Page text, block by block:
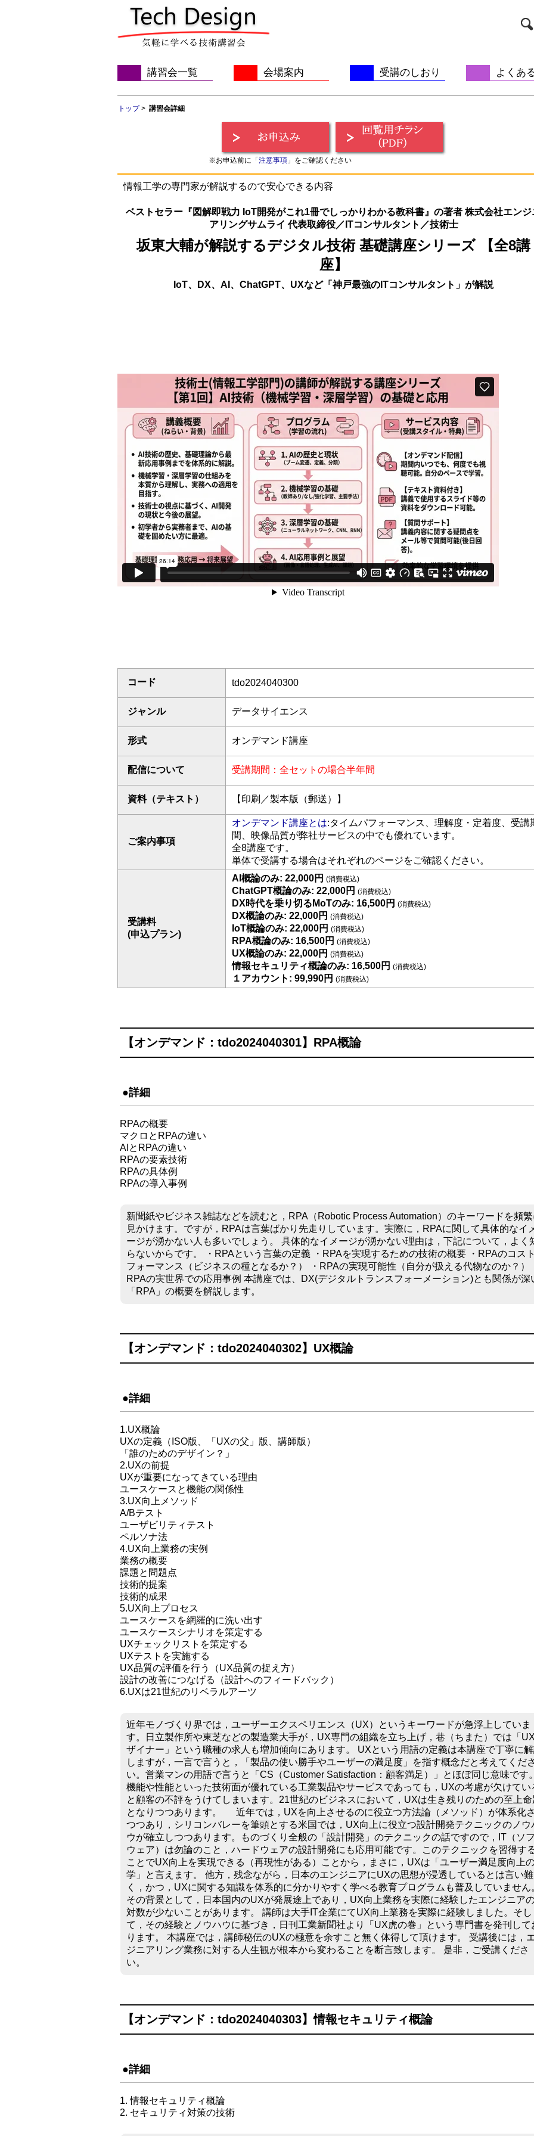
講習会一覧 会場案内 受講のしおり よくあ
トップ> 講習会詳細
※お申込前に「 注意事項」をご確認ください
情報工学の専門家が解説するので安心できる内容
ベストセラー『図解即戦力 IoT開発がこれ1冊でしっかりわかる教科書』の著者 株式会社エンジ
アリングサムライ 代表取締役／ITコンサルタント／技術士
坂東大輔が解説するデジタル技術 基礎講座シリーズ 【全8講
座】
IoT、DX、AI、ChatGPT、UXなど「神戸最強のITコンサルタント」が解説
コード tdo2024040300
ジャンル データサイエンス
形式 オンデマンド講座
配信について 受講期間：全セットの場合半年間
資料（テキスト） 【印刷／製本版（郵送）】
ご案内事項
オンデマンド講座とは:タイムパフォーマンス、理解度・定着度、受講
間、映像品質が弊社サービスの中でも優れています。
全8講座です。
単体で受講する場合はそれぞれのページをご確認ください。
受講料
(申込プラン)
AI概論のみ: 22,000円 (消費税込)
ChatGPT概論のみ: 22,000円 (消費税込)
DX時代を乗り切るMoTのみ: 16,500円 (消費税込)
DX概論のみ: 22,000円 (消費税込)
IoT概論のみ: 22,000円 (消費税込)
RPA概論のみ: 16,500円 (消費税込)
UX概論のみ: 22,000円 (消費税込)
情報セキュリティ概論のみ: 16,500円 (消費税込)
１アカウント: 99,990円 (消費税込)
【オンデマンド：tdo2024040301】RPA概論
●詳細
RPAの概要
マクロとRPAの違い
AIとRPAの違い
RPAの要素技術
RPAの具体例
RPAの導入事例
新聞紙やビジネス雑誌などを読むと，RPA（Robotic Process Automation）のキーワードを頻
見かけます。ですが，RPAは言葉ばかり先走りしています。実際に，RPAに関して具体的なイ
ージが湧かない人も多いでしょう。 具体的なイメージが湧かない理由は，下記について，よく
らないからです。 ・RPAという言葉の定義 ・RPAを実現するための技術の概要 ・RPAのコス
フォーマンス（ビジネスの種となるか？） ・RPAの実現可能性（自分が扱える代物なのか？）
RPAの実世界での応用事例 本講座では、DX(デジタルトランスフォーメーション)とも関係が深
「RPA」の概要を解説します。
【オンデマンド：tdo2024040302】UX概論
●詳細
1.UX概論
UXの定義（ISO版、「UXの父」版、講師版）
「誰のためのデザイン？」
2.UXの前提
UXが重要になってきている理由
ユースケースと機能の関係性
3.UX向上メソッド
A/Bテスト
ユーザビリティテスト
ペルソナ法
4.UX向上業務の実例
業務の概要
課題と問題点
技術的提案
技術的成果
5.UX向上プロセス
ユースケースを網羅的に洗い出す
ユースケースシナリオを策定する
UXチェックリストを策定する
UXテストを実施する
UX品質の評価を行う（UX品質の捉え方）
設計の改善につなげる（設計へのフィードバック）
6.UXは21世紀のリベラルアーツ
近年モノづくり界では，ユーザーエクスペリエンス（UX）というキーワードが急浮上していま
す。日立製作所や東芝などの製造業大手が，UX専門の組織を立ち上げ，巷（ちまた）では「
ザイナー」という職種の求人も増加傾向にあります。 UXという用語の定義は本講座で丁寧に
しますが，一言で言うと，「製品の使い勝手やユーザーの満足度」を指す概念だと考えてくだ
い。営業マンの用語で言うと「CS（Customer Satisfaction：顧客満足）」とほぼ同じ意味です
機能や性能といった技術面が優れている工業製品やサービスであっても，UXの考慮が欠けてい
と顧客の不評をうけてしまいます。21世紀のビジネスにおいて，UXは生き残りのための至上命
となりつつあります。 近年では，UXを向上させるのに役立つ方法論（メソッド）が体系化
つつあり，シリコンバレーを筆頭とする米国では，UX向上に役立つ設計開発テクニックのノウ
ウが確立しつつあります。ものづくり全般の「設計開発」のテクニックの話ですので，IT（ソ
ウェア）は勿論のこと，ハードウェアの設計開発にも応用可能です。このテクニックを習得す
ことでUX向上を実現できる（再現性がある）ことから，まさに，UXは「ユーザー満足度向上
学」と言えます。 他方，残念ながら，日本のエンジニアにUXの思想が浸透しているとは言い難
く，かつ，UXに関する知識を体系的に分かりやすく学べる教育プログラムも普及していません
その背景として，日本国内のUXが発展途上であり，UX向上業務を実際に経験したエンジニア
対数が少ないことがあります。 講師は大手IT企業にてUX向上業務を実際に経験しました。そし
て，その経験とノウハウに基づき，日刊工業新聞社より「UX虎の巻」という専門書を発刊して
ります。 本講座では，講師秘伝のUXの極意を余すこと無く体得して頂けます。 受講後には，
ジニアリング業務に対する人生観が根本から変わることを断言致します。 是非，ご受講くださ
い。
【オンデマンド：tdo2024040303】情報セキュリティ概論
●詳細
1. 情報セキュリティ概論
2. セキュリティ対策の技術